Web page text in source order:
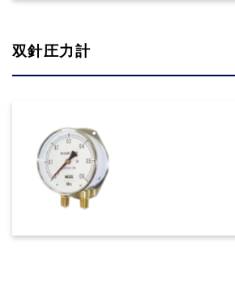
双針圧力計